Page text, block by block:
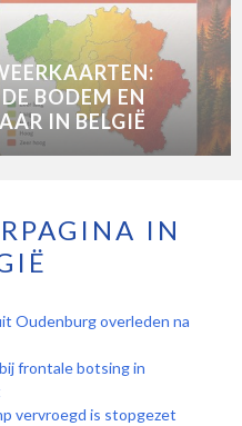
BODEM EN
IN BELGIË
IN
Oudenburg overleden na
frontale botsing in
vervroegd is stopgezet